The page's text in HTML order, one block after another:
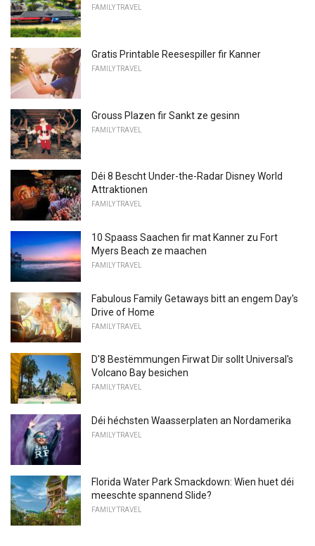
FAMILY TRAVEL
Gratis Printable Reesespiller fir Kanner
FAMILY TRAVEL
Grouss Plazen fir Sankt ze gesinn
FAMILY TRAVEL
Déi 8 Bescht Under-the-Radar Disney World
Attraktionen
FAMILY TRAVEL
10 Spaass Saachen fir mat Kanner zu Fort
Myers Beach ze maachen
FAMILY TRAVEL
Fabulous Family Getaways bitt an engem Day's
Drive of Home
FAMILY TRAVEL
D'8 Bestëmmungen Firwat Dir sollt Universal's
Volcano Bay besichen
FAMILY TRAVEL
Déi héchsten Waasserplaten an Nordamerika
FAMILY TRAVEL
Florida Water Park Smackdown: Wien huet déi
meeschte spannend Slide?
FAMILY TRAVEL